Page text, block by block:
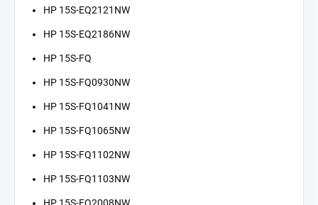
HP 15S-EQ2121NW
HP 15S-EQ2186NW
HP 15S-FQ
HP 15S-FQ0930NW
HP 15S-FQ1041NW
HP 15S-FQ1065NW
HP 15S-FQ1102NW
HP 15S-FQ1103NW